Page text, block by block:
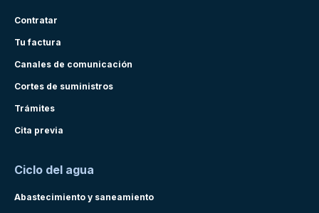
Contratar
Tu factura
Canales de comunicación
Cortes de suministros
Trámites
Cita previa
Ciclo del agua
Abastecimiento y saneamiento